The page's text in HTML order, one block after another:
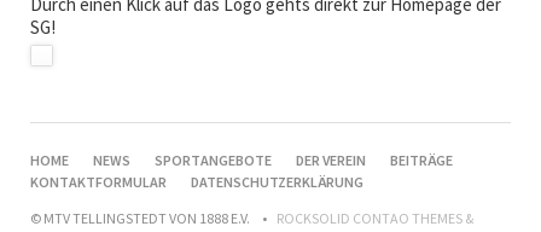
SG!
NAVIGATION
ÜBERSPRINGEN
HOME NEWS SPORTANGEBOTE DER VEREIN
BEITRÄGE
KONTAKTFORMULAR
DATENSCHUTZERKLÄRUNG
© MTV TELLINGSTEDT VON 1888 E.V.
ROCKSOLID CONTAO THEMES &